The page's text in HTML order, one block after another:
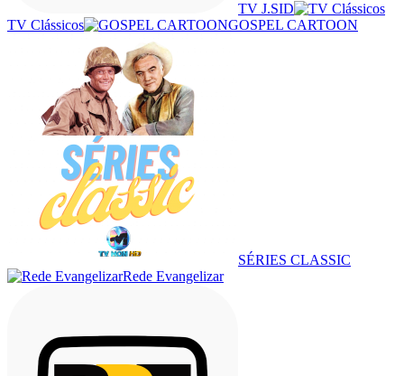
TV J.SID
TV Clássicos
GOSPEL CARTOON
SÉRIES CLASSIC
Rede Evangelizar